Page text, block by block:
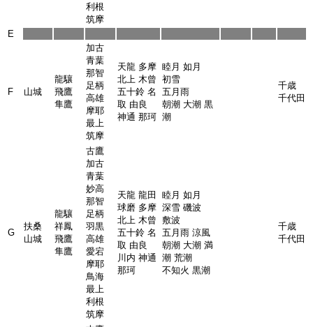
利根
筑摩
E
F 山城
龍驤
飛鷹
隼鷹
加古
青葉
那智
足柄
高雄
摩耶
最上
筑摩
天龍 多摩
北上 木曾
五十鈴 名
取 由良
神通 那珂
睦月 如月
初雪
五月雨
朝潮 大潮 黒
潮
千歳
千代田
G
扶桑
山城
龍驤
祥鳳
飛鷹
隼鷹
古鷹
加古
青葉
妙高
那智
足柄
羽黒
高雄
愛宕
摩耶
鳥海
最上
利根
筑摩
天龍 龍田
球磨 多摩
北上 木曾
五十鈴 名
取 由良
川内 神通
那珂
睦月 如月
深雪 磯波
敷波
五月雨 涼風
朝潮 大潮 満
潮 荒潮
不知火 黒潮
千歳
千代田